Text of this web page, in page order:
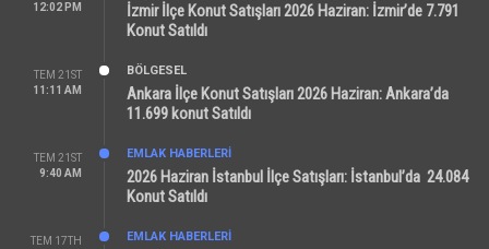
12:02 PM
İzmir İlçe Konut Satışları 2026 Haziran: İzmir’de 7.791
Konut Satıldı
TEM 21ST
11:11 AM
BÖLGESEL
Ankara İlçe Konut Satışları 2026 Haziran: Ankara’da
11.699 konut Satıldı
TEM 21ST
9:40 AM
EMLAK HABERLERI
2026 Haziran İstanbul İlçe Satışları: İstanbul’da 24.084
Konut Satıldı
TEM 17TH
EMLAK HABERLERI